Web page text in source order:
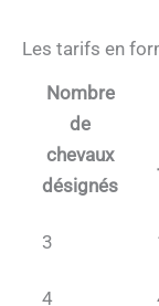
Les tarifs en
Nombre
de
chevaux
désignés
3
4